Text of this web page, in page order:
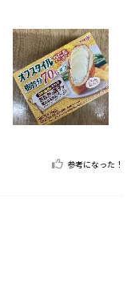
参考になった！